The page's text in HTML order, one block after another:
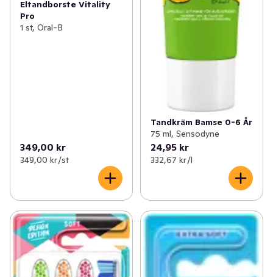
Eltandborste Vitality
Pro
1 st, Oral-B
349,00 kr
349,00 kr /st
Tandkräm Bamse 0-6 År
75 ml, Sensodyne
24,95 kr
332,67 kr /l